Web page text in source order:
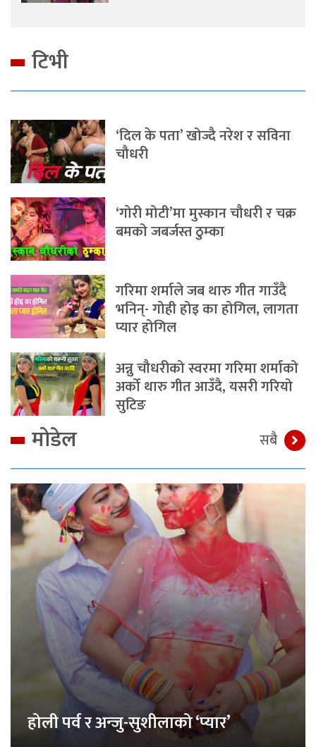
टिभी
‘दिल के पता’ खोज्दै नरेश र सविना
चौधरी
‘गोरी मोटी’मा मुस्कान चौधरी र चक्र
बमको जबर्जस्त ठुम्का
गरिमा शर्माले जब थारु गीत गाउँदै
भनिन्- गोही होइ का होगिल, लागता
प्यार होगिल
अन्नु चौधरीको स्वरमा गरिमा शर्माको
अर्को थारु गीत आउँदै, यसरी गरियो
सुटिङ
मोडेल सबै
होली पर्व र अन्जु-सुशीलाको ‘प्यार’